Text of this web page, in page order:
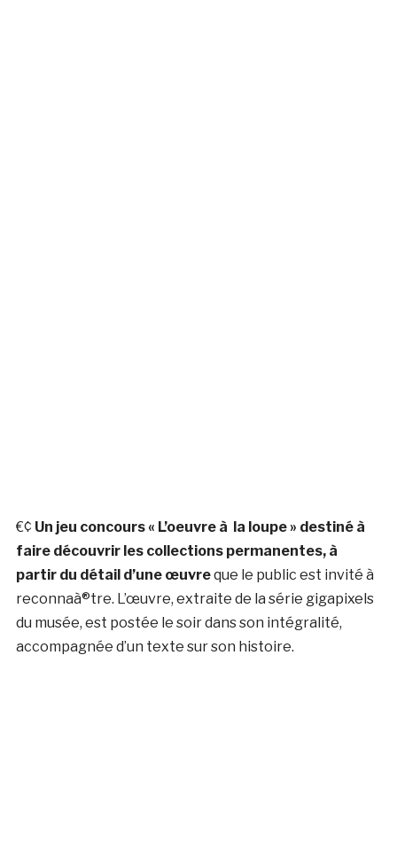
€¢ Un jeu concours « L’oeuvre à la loupe » destiné à
faire découvrir les collections permanentes, à
partir du détail d’une œuvreque le public est invité à
reconnaà®tre. L’œuvre, extraite de la série gigapixels
du musée, est postée le soir dans son intégralité,
accompagnée d’un texte sur son histoire.